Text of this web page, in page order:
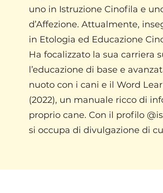
uno in Istruzione Cinofila e
d’Affezione. Attualmente,
in Etologia ed Educazione
Ha focalizzato la sua carriera
l’educazione di base e
nuoto con i cani e il Word
(2022), un manuale ricco di
proprio cane. Con il profilo
si occupa di divulgazione di